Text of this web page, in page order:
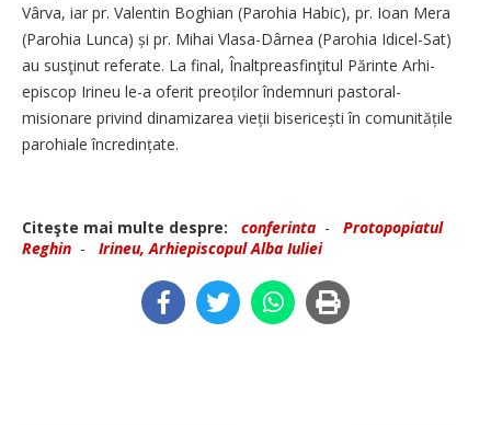
Vârva, iar pr. Valentin Boghian (Parohia Habic), pr. Ioan Mera
(Parohia Lunca) și pr. Mihai Vlasa-Dârnea (Parohia Idicel-Sat)
au susţinut referate. La final, ­Înaltpreasfinţitul Părinte Arhi­
episcop Irineu le-a oferit preoților îndemnuri pastoral-
misionare privind dinamizarea vieții bise­ricești în comunitățile
parohiale în­cre­din­țate.
Citeşte mai multe despre: conferinta - Protopopiatul
Reghin - Irineu, Arhiepiscopul Alba Iuliei